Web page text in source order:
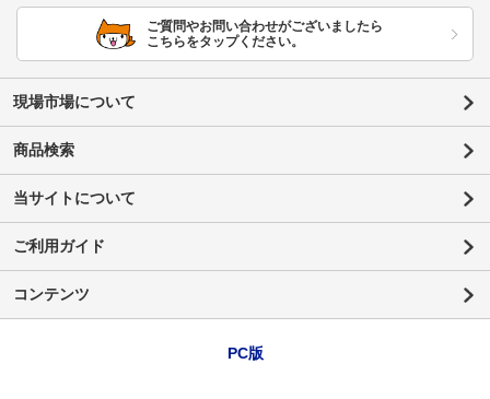
ご質問やお問い合わせがございましたら
こちらをタップください。
現場市場について
商品検索
当サイトについて
ご利用ガイド
コンテンツ
PC版